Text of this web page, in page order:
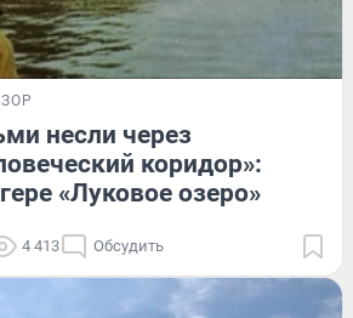
несли через
коридор»:
«Луковое озеро»
4 413 Обсудить